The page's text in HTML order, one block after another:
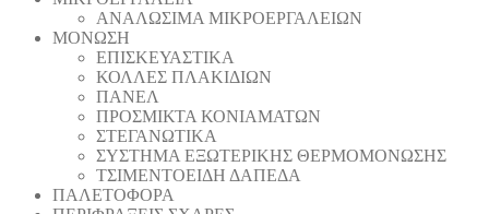
ΑΝΑΛΩΣΙΜΑ ΜΙΚΡΟΕΡΓΑΛΕΙΩΝ
ΜΟΝΩΣΗ
ΕΠΙΣΚΕΥΑΣΤΙΚΑ
ΚΟΛΛΕΣ ΠΛΑΚΙΔΙΩΝ
ΠΑΝΕΛ
ΠΡΟΣΜΙΚΤΑ ΚΟΝΙΑΜΑΤΩΝ
ΣΤΕΓΑΝΩΤΙΚΑ
ΣΥΣΤΗΜΑ ΕΞΩΤΕΡΙΚΗΣ ΘΕΡΜΟΜΟΝΩΣΗΣ
ΤΣΙΜΕΝΤΟΕΙΔΗ ΔΑΠΕΔΑ
ΠΑΛΕΤΟΦΟΡΑ